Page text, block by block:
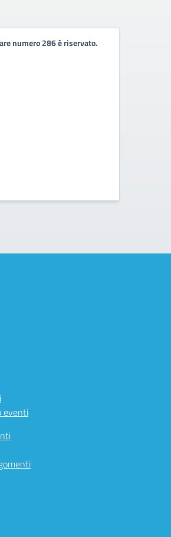
numero 286 è riservato.
eventi